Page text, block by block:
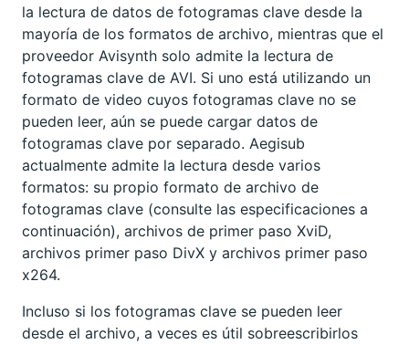
la lectura de datos de fotogramas clave desde la
mayoría de los formatos de archivo, mientras que el
proveedor Avisynth solo admite la lectura de
fotogramas clave de AVI. Si uno está utilizando un
formato de video cuyos fotogramas clave no se
pueden leer, aún se puede cargar datos de
fotogramas clave por separado. Aegisub
actualmente admite la lectura desde varios
formatos: su propio formato de archivo de
fotogramas clave (consulte las especificaciones a
continuación), archivos de primer paso XviD,
archivos primer paso DivX y archivos primer paso
x264.
Incluso si los fotogramas clave se pueden leer
desde el archivo, a veces es útil sobreescribirlos